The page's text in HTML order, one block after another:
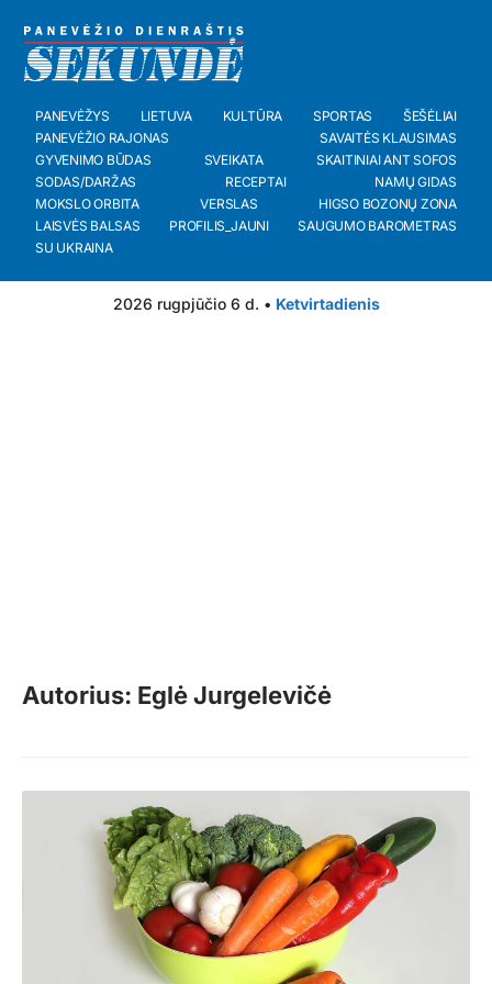
PANEVĖŽYS LIETUVA KULTŪRA SPORTAS
ŠEŠĖLIAI
PANEVĖŽIO RAJONAS
SAVAITĖS KLAUSIMAS
GYVENIMO BŪDAS
SVEIKATA
SKAITINIAI ANT SOFOS
SODAS/DARŽAS
RECEPTAI
NAMŲ GIDAS
MOKSLO ORBITA
VERSLAS
HIGSO BOZONŲ ZONA
LAISVĖS BALSAS
PROFILIS_JAUNI
SAUGUMO BAROMETRAS
SU UKRAINA
2026 rugpjūčio 6 d. • Ketvirtadienis
Autorius: Eglė Jurgelevičė